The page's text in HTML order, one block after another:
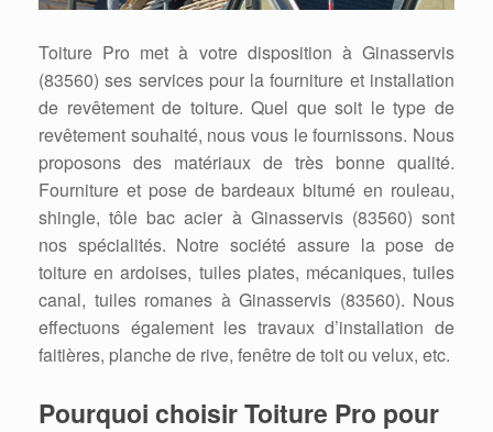
Toiture Pro met à votre disposition à Ginasservis
(83560) ses services pour la fourniture et installation
de revêtement de toiture. Quel que soit le type de
revêtement souhaité, nous vous le fournissons. Nous
proposons des matériaux de très bonne qualité.
Fourniture et pose de bardeaux bitumé en rouleau,
shingle, tôle bac acier à Ginasservis (83560) sont
nos spécialités. Notre société assure la pose de
toiture en ardoises, tuiles plates, mécaniques, tuiles
canal, tuiles romanes à Ginasservis (83560). Nous
effectuons également les travaux d’installation de
faitières, planche de rive, fenêtre de toit ou velux, etc.
Pourquoi choisir Toiture Pro pour